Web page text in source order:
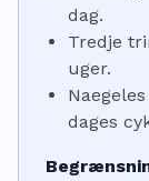
dag.
Tredje
uger.
dages